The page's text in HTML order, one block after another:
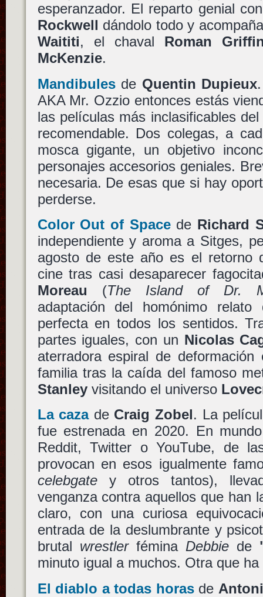
esperanzador. El reparto genial
Rockwell dándolo todo y
Waititi, el chaval Roman
McKenzie.
Mandibulesde Quentin Dupieux
AKA Mr. Ozzio entonces estás
las películas más inclasificables
recomendable. Dos colegas, a
mosca gigante, un objetivo
personajes accesorios geniales.
necesaria. De esas que si hay
perderse.
Color Out of Spacede Richard
independiente y aroma a Sitges,
agosto de este año es el retorno
cine tras casi desaparecer
Moreau (The Island of Dr.
adaptación del homónimo
perfecta en todos los sentidos.
partes iguales, con un Nicolas
aterradora espiral de
familia tras la caída del famoso
Stanleyvisitando el universo
La cazade Craig Zobel. La
fue estrenada en 2020. En
Reddit, Twitter o YouTube, de
provocan en esos igualmente
celebgatey otros tantos),
venganza contra aquellos que han
claro, con una curiosa
entrada de la deslumbrante y
brutal wrestlerfémina Debbiede
minuto igual a muchos. Otra que
El diablo a todas horasde